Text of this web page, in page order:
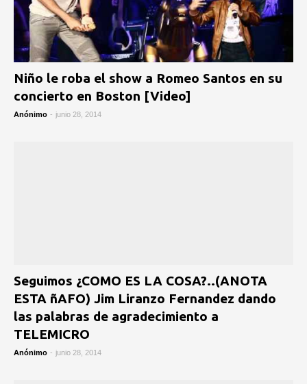
Niño le roba el show a Romeo Santos en su
concierto en Boston [Video]
Anónimo - junio 28, 2014
Seguimos ¿COMO ES LA COSA?..(ANOTA
ESTA ñAFO) Jim Liranzo Fernandez dando
las palabras de agradecimiento a
TELEMICRO
Anónimo - junio 28, 2014